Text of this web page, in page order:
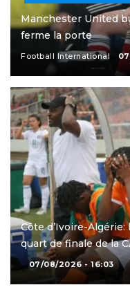
Manchester United
ferme la porte
Football International
Côte d’Ivoire-
quart de finale de la
07/08/2026 - 16:03